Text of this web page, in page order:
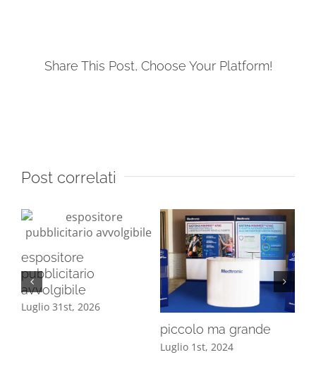
Share This Post, Choose Your Platform!
Post correlati
espositore
pubblicitario
avvolgibile
Luglio 31st, 2026
piccolo ma grande
Luglio 1st, 2024